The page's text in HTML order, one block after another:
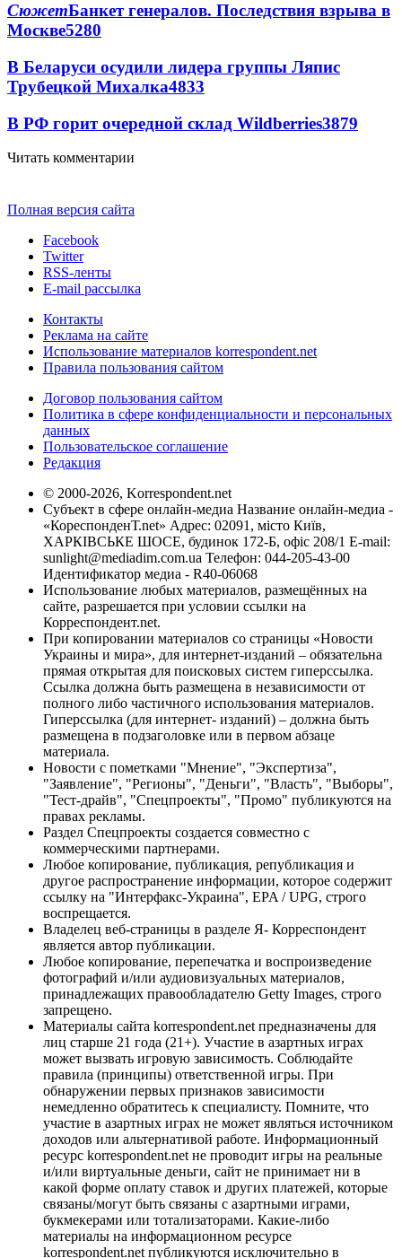
СюжетБанкет генералов. Последствия взрыва в
Москве5280
В Беларуси осудили лидера группы Ляпис
Трубецкой Михалка4833
В РФ горит очередной склад Wildberries3879
Читать комментарии
Полная версия сайта
Facebook
Twitter
RSS-ленты
E-mail рассылка
Контакты
Реклама на сайте
Использование материалов korrespondent.net
Правила пользования сайтом
Договор пользования сайтом
Политика в сфере конфиденциальности и персональных
данных
Пользовательское соглашение
Редакция
© 2000-2026, Korrespondent.net
Субъект в сфере онлайн-медиа Название онлайн-медиа -
«КореспонденТ.net» Адрес: 02091, місто Київ,
ХАРКІВСЬКЕ ШОСЕ, будинок 172-Б, офіс 208/1 E-mail:
sunlight@mediadim.com.ua Телефон: 044-205-43-00
Идентификатор медиа - R40-06068
Использование любых материалов, размещённых на
сайте, разрешается при условии ссылки на
Корреспондент.net.
При копировании материалов со страницы «Новости
Украины и мира», для интернет-изданий – обязательна
прямая открытая для поисковых систем гиперссылка.
Ссылка должна быть размещена в независимости от
полного либо частичного использования материалов.
Гиперссылка (для интернет- изданий) – должна быть
размещена в подзаголовке или в первом абзаце
материала.
Новости с пометками "Мнение", "Экспертиза",
"Заявление", "Регионы", "Деньги", "Власть", "Выборы",
"Тест-драйв", "Спецпроекты", "Промо" публикуются на
правах рекламы.
Раздел Спецпроекты создается совместно с
коммерческими партнерами.
Любое копирование, публикация, републикация и
другое распространение информации, которое содержит
ссылку на "Интерфакс-Украина", EPA / UPG, строго
воспрещается.
Владелец веб-страницы в разделе Я- Корреспондент
является автор публикации.
Любое копирование, перепечатка и воспроизведение
фотографий и/или аудиовизуальных материалов,
принадлежащих правообладателю Getty Images, строго
запрещено.
Материалы сайта korrespondent.net предназначены для
лиц старше 21 года (21+). Участие в азартных играх
может вызвать игровую зависимость. Соблюдайте
правила (принципы) ответственной игры. При
обнаружении первых признаков зависимости
немедленно обратитесь к специалисту. Помните, что
участие в азартных играх не может являться источником
доходов или альтернативой работе. Информационный
ресурс korrespondent.net не проводит игры на реальные
и/или виртуальные деньги, сайт не принимает ни в
какой форме оплату ставок и других платежей, которые
связаны/могут быть связаны с азартными играми,
букмекерами или тотализаторами. Какие-либо
материалы на информационном ресурсе
korrespondent.net публикуются исключительно в